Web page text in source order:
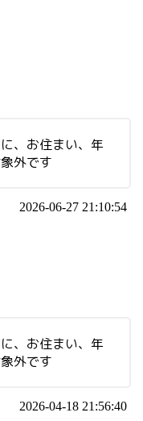
、お住まい、年
外です
2026-06-27 21:10:54
、お住まい、年
外です
2026-04-18 21:56:40